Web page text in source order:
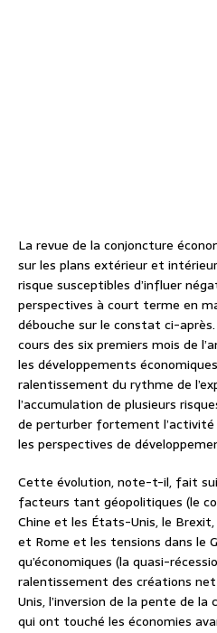
La revue de la conjoncture
sur les plans extérieur et
risque susceptibles d’influer
perspectives à court terme en
débouche sur le constat ci-
cours des six premiers mois de
les développements
ralentissement du rythme de
l’accumulation de plusieurs
de perturber fortement
les perspectives de
Cette évolution, note-t-il, fait
facteurs tant géopolitiques (le
Chine et les États-Unis, le
et Rome et les tensions dans le
qu’économiques (la quasi-
ralentissement des créations
Unis, l’inversion de la pente de
qui ont touché les économies